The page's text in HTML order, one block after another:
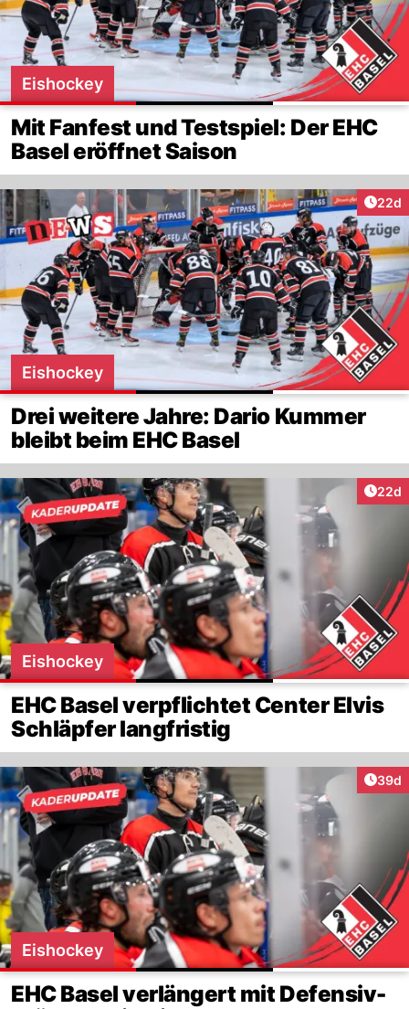
Eishockey
Mit Fanfest und Testspiel: Der EHC
Basel eröffnet Saison
22d
Eishockey
Drei weitere Jahre: Dario Kummer
bleibt beim EHC Basel
22d
Eishockey
EHC Basel verpflichtet Center Elvis
Schläpfer langfristig
39d
Eishockey
EHC Basel verlängert mit Defensiv-